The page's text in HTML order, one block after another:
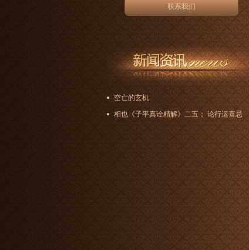
联系我们
空亡的玄机
相也《子平真诠精解》二五； 论行运喜忌